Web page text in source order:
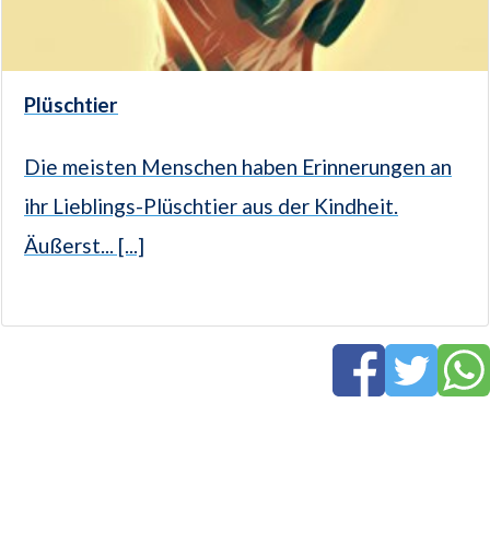
Plüschtier
Die meisten Menschen haben Erinnerungen an
ihr Lieblings-Plüschtier aus der Kindheit.
Äußerst... [...]